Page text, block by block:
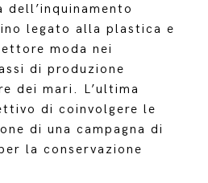
legato alla plastica e
moda nei
di produzione
dei mari. L’ultima
di coinvolgere le
di una campagna di
la conservazione